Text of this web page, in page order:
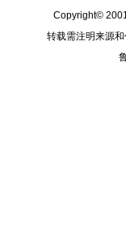
Copyright©
转载需注明来源